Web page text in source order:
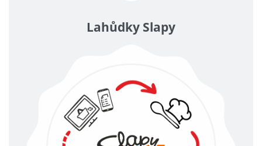
Lahůdky Slapy